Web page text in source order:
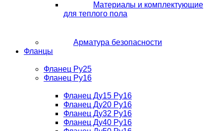
Материалы и комплектующие
для теплого пола
Арматура безопасности
Фланцы
Фланец Ру25
Фланец Ру16
Фланец Ду15 Ру16
Фланец Ду20 Ру16
Фланец Ду32 Ру16
Фланец Ду40 Ру16